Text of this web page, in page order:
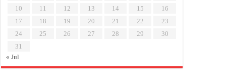
10
11 12 13 14 15
16
17
18 19 20 21 22
23
24
25 26 27 28 29
30
31
« Jul